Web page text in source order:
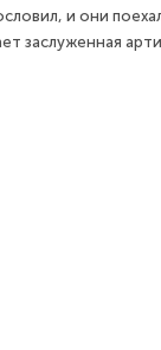
и они
заслуженная